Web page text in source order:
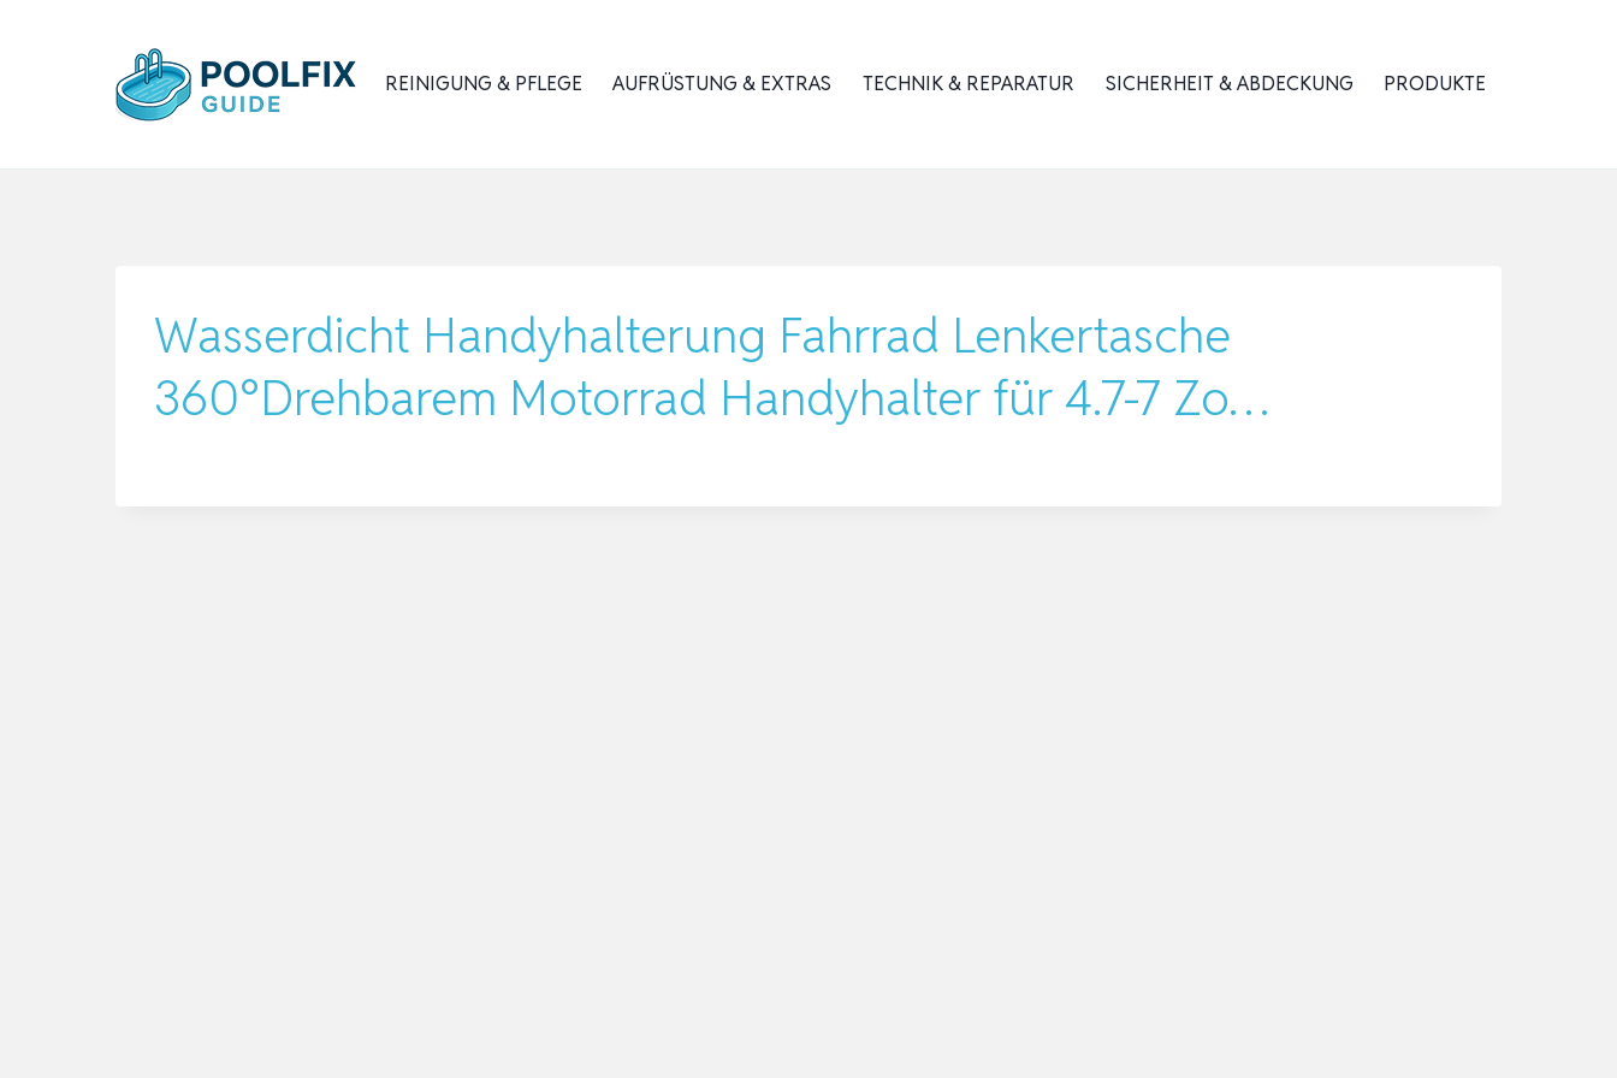
REINIGUNG & PFLEGE AUFRÜSTUNG & EXTRAS TECHNIK & REPARATUR SICHERHEIT & ABDECKUNG PRODUKTE
Wasserdicht Handyhalterung Fahrrad Lenkertasche
360°Drehbarem Motorrad Handyhalter für 4.7-7 Zo…